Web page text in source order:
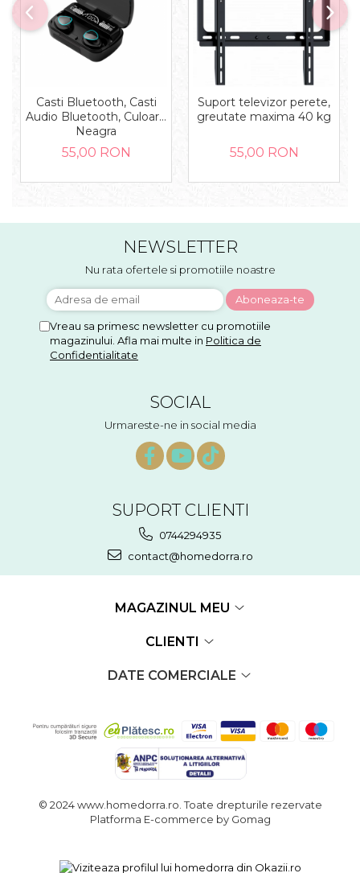
Casti Bluetooth, Casti
Audio Bluetooth, Culoare
Neagra
55,00 RON
Suport televizor perete,
greutate maxima 40 kg
55,00 RON
NEWSLETTER
Nu rata ofertele si promotiile noastre
Vreau sa primesc newsletter cu promotiile
magazinului. Afla mai multe in Politica de
Confidentialitate
SOCIAL
Urmareste-ne in social media
SUPORT CLIENTI
0744294935
contact@homedorra.ro
MAGAZINUL MEU
CLIENTI
DATE COMERCIALE
© 2024 www.homedorra.ro. Toate drepturile rezervate
Platforma E-commerce by Gomag